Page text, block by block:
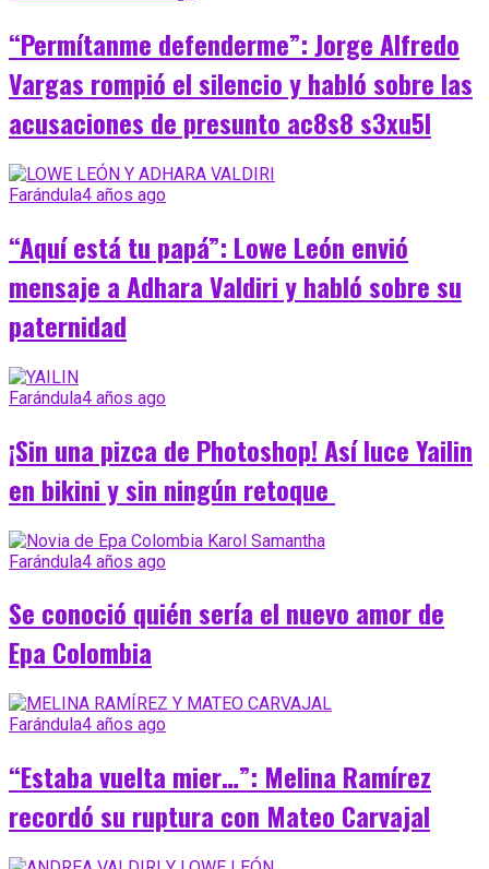
“Permítanme defenderme”: Jorge Alfredo
Vargas rompió el silencio y habló sobre las
acusaciones de presunto ac8s8 s3xu5l
Farándula4 años ago
“Aquí está tu papá”: Lowe León envió
mensaje a Adhara Valdiri y habló sobre su
paternidad
Farándula4 años ago
¡Sin una pizca de Photoshop! Así luce Yailin
en bikini y sin ningún retoque
Farándula4 años ago
Se conoció quién sería el nuevo amor de
Epa Colombia
Farándula4 años ago
“Estaba vuelta mier…”: Melina Ramírez
recordó su ruptura con Mateo Carvajal